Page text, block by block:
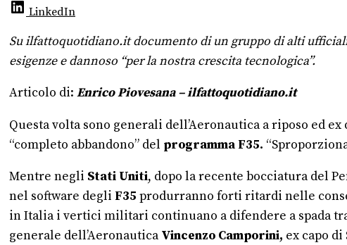
LinkedIn
Su ilfattoquotidiano.it documento di un gruppo di alti
esigenze e dannoso “per la nostra crescita tecnologica”.
Articolo di: Enrico Piovesana – ilfattoquotidiano.it
Questa volta sono generali dell’Aeronautica a riposo ed
“completo abbandono” del programma F35.
Mentre negli Stati Uniti, dopo la recente bocciatura del
nel software degli F35 produrranno forti ritardi nelle
in Italia i vertici militari continuano a difendere a spada
generale dell’AeronauticaVincenzo Camporini, ex capo